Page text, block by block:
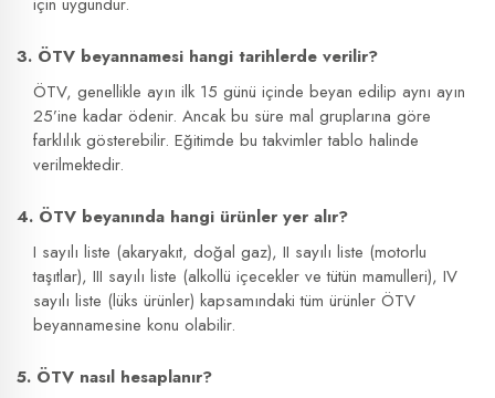
3. ÖTV beyannamesi hangi tarihlerde verilir?
ÖTV, genellikle ayın ilk 15 günü içinde beyan edilip aynı ayın
25’ine kadar ödenir. Ancak bu süre mal gruplarına göre
farklılık gösterebilir. Eğitimde bu takvimler tablo halinde
verilmektedir.
4. ÖTV beyanında hangi ürünler yer alır?
I sayılı liste (akaryakıt, doğal gaz), II sayılı liste (motorlu
taşıtlar), III sayılı liste (alkollü içecekler ve tütün mamulleri), IV
sayılı liste (lüks ürünler) kapsamındaki tüm ürünler ÖTV
beyannamesine konu olabilir.
5. ÖTV nasıl hesaplanır?